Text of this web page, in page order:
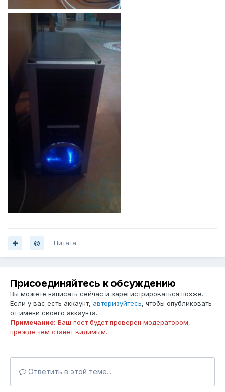
Цитата
Присоединяйтесь к обсуждению
Вы можете написать сейчас и зарегистрироваться позже.
Если у вас есть аккаунт, авторизуйтесь, чтобы опубликовать
от имени своего аккаунта.
Примечание: Ваш пост будет проверен модератором,
прежде чем станет видимым.
Ответить в этой теме...